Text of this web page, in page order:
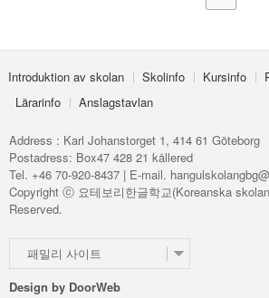
Introduktion av skolan Skolinfo Kursinfo
Lärarinfo
Anslagstavlan
Address : Karl Johanstorget 1, 414 61 Göteborg
Postadress: Box47 428 21 kållered
Tel. +46 70-920-8437 | E-mail.
Copyright ⓒ 요테보리한글학교(Koreanska
Reserved.
패밀리 사이트
Design by DoorWeb